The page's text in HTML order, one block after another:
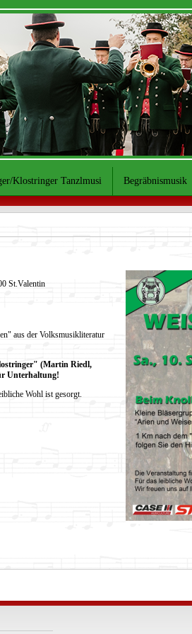
Klostringer Tanzlmusi Begräbnismusik
St.Valentin
aus der Volksmusikliteratur
(Martin Riedl,
Unterhaltung!
Wohl ist gesorgt.